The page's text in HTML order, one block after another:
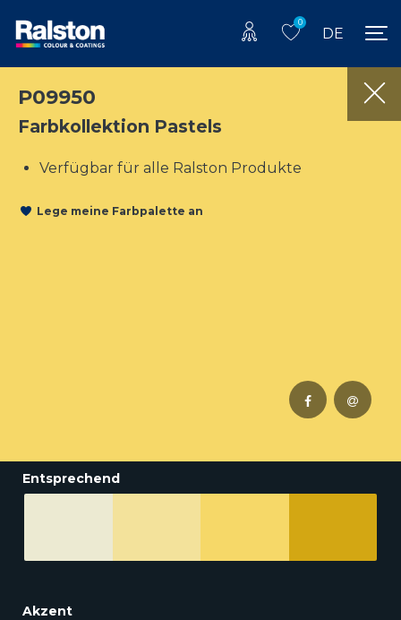
0
DE
P09950
Farbkollektion Pastels
Verfügbar für alle Ralston Produkte
Lege meine Farbpalette an
Entsprechend
Akzent